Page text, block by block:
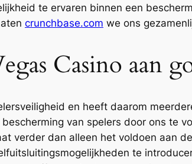
te ervaren binnen een
crunchbase.com we ons
Casino aan
en heeft daarom
van spelers door ons te
verder dan alleen het voldoen aan
te